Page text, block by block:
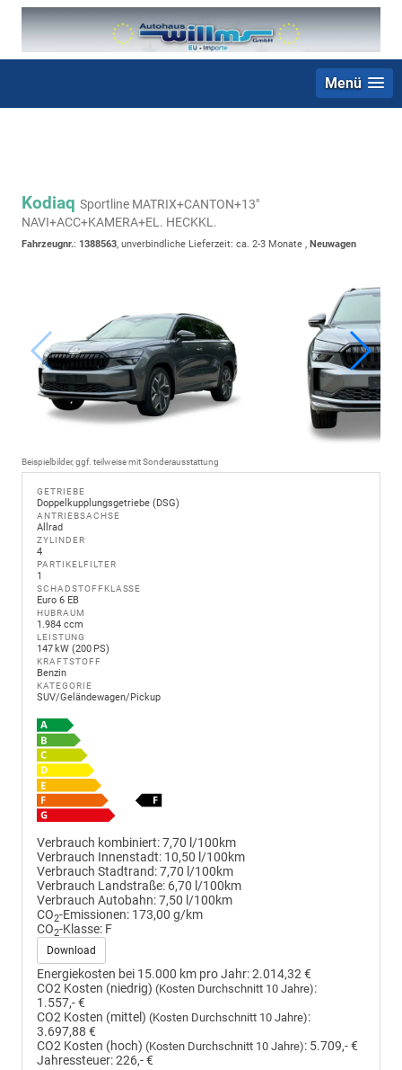
Menü
Kodiaq Sportline MATRIX+CANTON+13"
NAVI+ACC+KAMERA+EL. HECKKL.
Fahrzeugnr.: 1388563, unverbindliche Lieferzeit: ca. 2-3 Monate , Neuwagen
Beispielbilder, ggf. teilweise mit Sonderausstattung
GETRIEBE
Doppelkupplungsgetriebe (DSG)
ANTRIEBSACHSE
Allrad
ZYLINDER
4
PARTIKELFILTER
1
SCHADSTOFFKLASSE
Euro 6 EB
HUBRAUM
1.984 ccm
LEISTUNG
147 kW (200 PS)
KRAFTSTOFF
Benzin
KATEGORIE
SUV/Geländewagen/Pickup
Verbrauch kombiniert:7,70 l/100km
Verbrauch Innenstadt: 10,50 l/100km
Verbrauch Stadtrand:7,70 l/100km
Verbrauch Landstraße: 6,70 l/100km
Verbrauch Autobahn:7,50 l/100km
CO2-Emissionen: 173,00 g/km
CO2-Klasse: F
Download
Energiekosten bei 15.000 km pro Jahr:2.014,32 €
CO2 Kosten (niedrig) (Kosten Durchschnitt 10 Jahre):
1.557,- €
CO2 Kosten (mittel) (Kosten Durchschnitt 10 Jahre):
3.697,88 €
CO2 Kosten (hoch) (Kosten Durchschnitt 10 Jahre): 5.709,- €
Jahressteuer:226,- €